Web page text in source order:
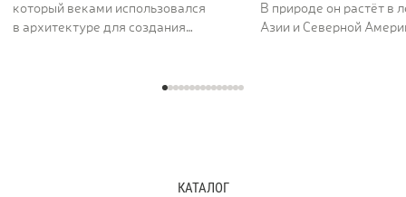
который веками использовался
в архитектуре для создания
фактурная поверхность как будто
туфа, превращая любую композицию
В природе он растёт в
Азии и Северной
КАТАЛОГ